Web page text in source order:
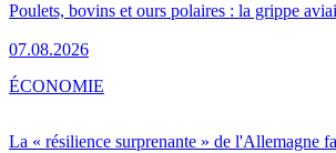
Poulets, bovins et ours polaires : la grippe
07.08.2026
La « résilience surprenante » de l'Allemagne
ÉCONOMIE